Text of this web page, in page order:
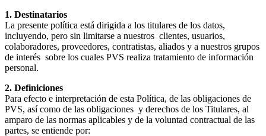
1. Destinatarios
La presente política está dirigida a los titulares de los datos,
incluyendo, pero sin limitarse a nuestros clientes, usuarios,
colaboradores, proveedores, contratistas, aliados y a nuestros grupos
de interés sobre los cuales PVS realiza tratamiento de información
personal.
2. Definiciones
Para efecto e interpretación de esta Política, de las obligaciones de
PVS, así como de las obligaciones y derechos de los Titulares, al
amparo de las normas aplicables y de la voluntad contractual de las
partes, se entiende por: